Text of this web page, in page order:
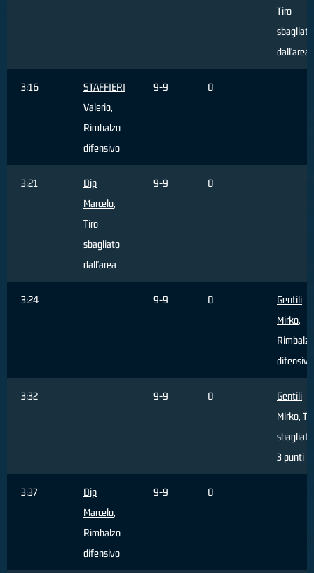
Tiro
sbagliato
dall'area
3:16
STAFFIERI
Valerio,
Rimbalzo
difensivo
9-9 0
3:21
Dip
Marcelo,
Tiro
sbagliato
dall'area
9-9 0
3:24 9-9 0
Gentili
Mirko,
Rimbalzo
difensivo
3:32 9-9 0
Gentili
Mirko,
3 punti
3:37
Dip
Marcelo,
Rimbalzo
difensivo
9-9 0